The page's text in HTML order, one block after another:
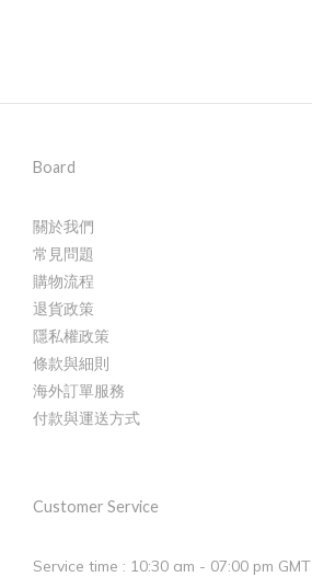
Board
關於我們
常見問題
購物流程
退貨政策
隱私權政策
條款與細則
海外訂單服務
付款與運送方式
Customer Service
Service time : 10:30 am - 07:00 pm GMT